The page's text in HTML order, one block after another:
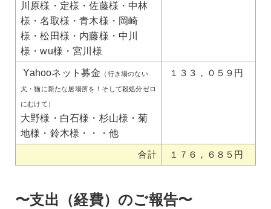
川原様・定様・佐藤様・中林
様・名取様・青木様・岡崎
様・松田様・内藤様・中川
様・wu様・宮川様
Yahooネット募金 （行き場のない
犬・猫に新たな居場所を！そして殺処分ゼロ
にむけて）
大野様・白石様・杉山様・菊
地様・鈴木様・・・他
１３３，０５９円
合計 １７６，６８５円
〜支出（経費）のご報告〜